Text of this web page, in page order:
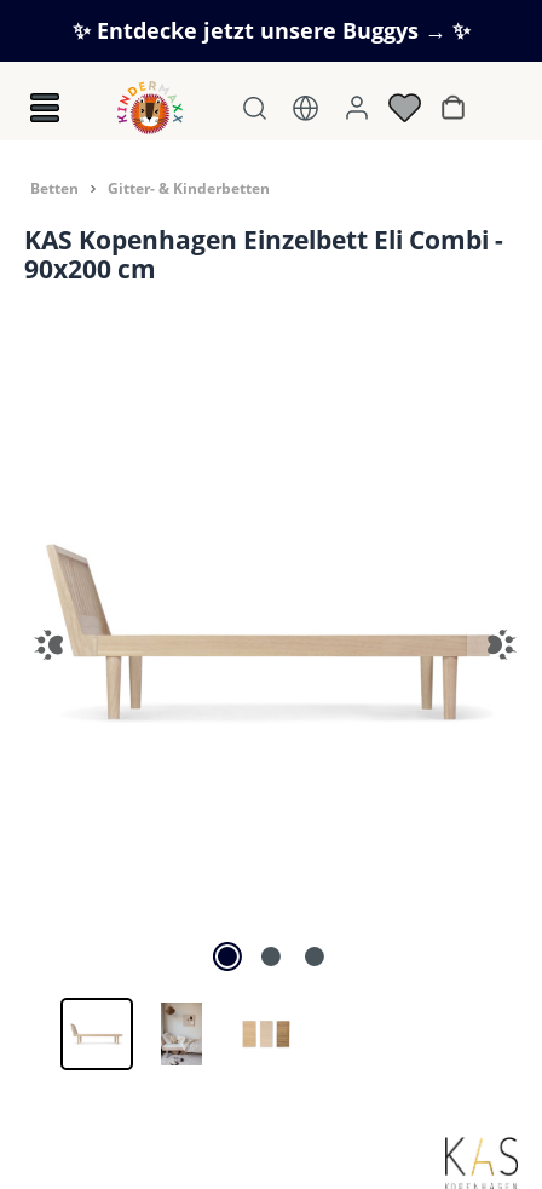
Zum Hauptinhalt springen
✨ Entdecke jetzt unsere Buggys → ✨
Betten Gitter- & Kinderbetten
KAS Kopenhagen Einzelbett Eli Combi -
90x200 cm